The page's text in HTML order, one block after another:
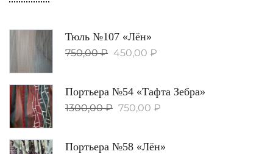
Тюль №107 «Лён»
750,00₽ 450,00 ₽
Портьера №54 «Тафта Зебра»
1300,00₽ 750,00 ₽
Портьера №58 «Лён»